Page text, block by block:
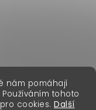
nám pomáhají
tohoto
cookies. Další
práva vyhrazena.